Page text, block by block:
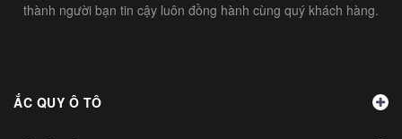
thành người bạn tin cậy luôn đồng hành cùng quý khách hàng.
ẮC QUY Ô TÔ